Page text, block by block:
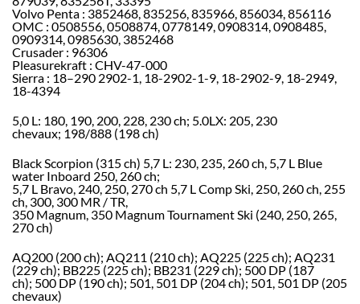
Volvo Penta : 3852468, 835256, 835966, 856034, 856116
OMC : 0508556, 0508874, 0778149, 0908314, 0908485,
0909314, 0985630, 3852468
Crusader : 96306
Pleasurekraft : CHV-47-000
Sierra : 18–290 2902-1, 18-2902-1-9, 18-2902-9, 18-2949,
18-4394
5,0 L: 180, 190, 200, 228, 230 ch; 5.0LX: 205, 230
chevaux; 198/888 (198 ch)
Black Scorpion (315 ch) 5,7 L: 230, 235, 260 ch, 5,7 L Blue
water Inboard 250, 260 ch;
5,7 L Bravo, 240, 250, 270 ch 5,7 L Comp Ski, 250, 260 ch, 255
ch, 300, 300 MR / TR,
350 Magnum, 350 Magnum Tournament Ski (240, 250, 265,
270 ch)
AQ200 (200 ch); AQ211 (210 ch); AQ225 (225 ch); AQ231
(229 ch); BB225 (225 ch); BB231 (229 ch); 500 DP (187
ch); 500 DP (190 ch); 501, 501 DP (204 ch); 501, 501 DP (205
chevaux)